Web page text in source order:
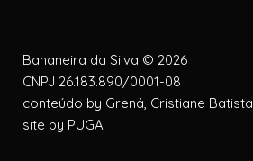
Bananeira da Silva © 2026
CNPJ 26.183.890/0001-08
conteúdo by Grená, Cristiane Batista
site by PUGA